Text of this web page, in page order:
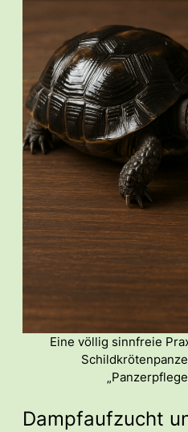
Eine völlig sinnfreie
Dampfaufzucht